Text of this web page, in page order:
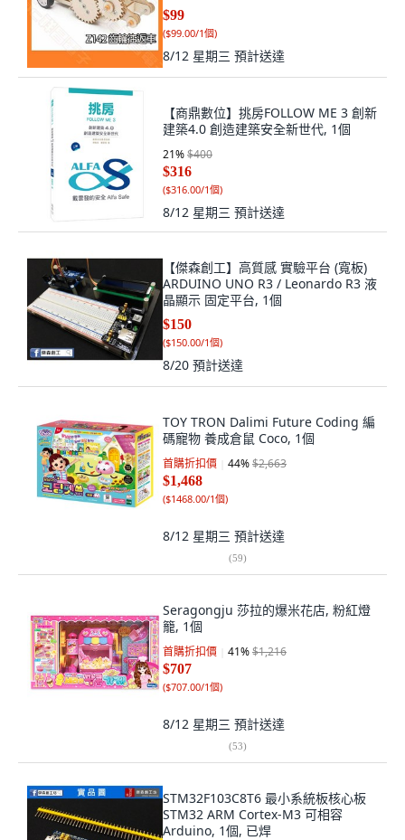
$99
($99.00/1個)
8/12 星期三 預計送達
【商鼎數位】挑房FOLLOW ME 3 創新
建築4.0 創造建築安全新世代, 1個
21%$400
$316
($316.00/1個)
8/12 星期三 預計送達
【傑森創工】高質感 實驗平台 (寬板)
ARDUINO UNO R3 / Leonardo R3 液
晶顯示 固定平台, 1個
$150
($150.00/1個)
8/20 預計送達
TOY TRON Dalimi Future Coding 編
碼寵物 養成倉鼠 Coco, 1個
首購折扣價 44%$2,663
$1,468
($1468.00/1個)
8/12 星期三 預計送達
(59)
Seragongju 莎拉的爆米花店, 粉紅燈
籠, 1個
首購折扣價 41%$1,216
$707
($707.00/1個)
8/12 星期三 預計送達
(53)
STM32F103C8T6 最小系統板核心板
STM32 ARM Cortex-M3 可相容
Arduino, 1個, 已焊